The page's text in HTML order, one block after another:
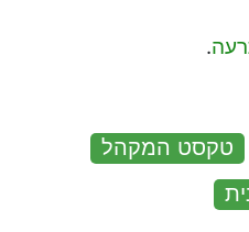
.
טקסט המקהל